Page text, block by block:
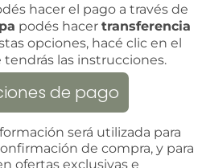
hacer el pago a través de
podés hacer transferencia
opciones, hacé clic en el
las instrucciones.
de pago
será utilizada para
de compra, y para
ofertas exclusivas e